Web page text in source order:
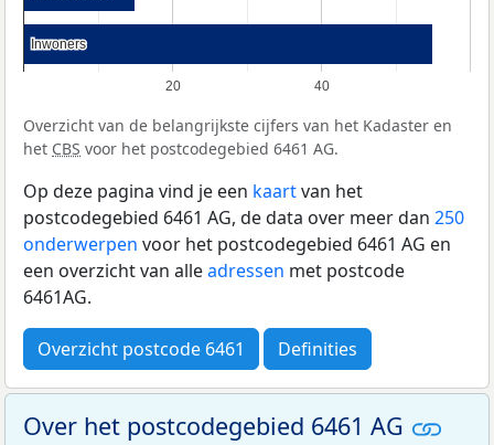
20 40
Inwoners
Inwoners
Overzicht van de belangrijkste cijfers van het Kadaster en
het CBS voor het postcodegebied 6461 AG.
Op deze pagina vind je een kaartvan het
postcodegebied 6461 AG, de data over meer dan 250
onderwerpen voor het postcodegebied 6461 AG en
een overzicht van alleadressen met postcode
6461AG.
Overzicht postcode 6461 Definities
Over het postcodegebied 6461 AG